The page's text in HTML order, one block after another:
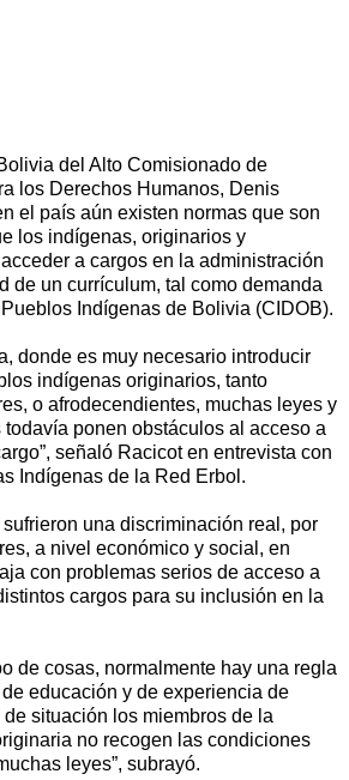
del Alto Comisionado de
los Derechos Humanos, Denis
el país aún existen normas que son
los indígenas, originarios y
a cargos en la administración
de un currículum, tal como demanda
Indígenas de Bolivia (CIDOB).
donde es muy necesario introducir
indígenas originarios, tanto
o afrodecendientes, muchas leyes y
ponen obstáculos al acceso a
señaló Racicot en entrevista con
Indígenas de la Red Erbol.
una discriminación real, por
a nivel económico y social, en
con problemas serios de acceso a
cargos para su inclusión en la
de cosas, normalmente hay una regla
educación y de experiencia de
situación los miembros de la
no recogen las condiciones
leyes”, subrayó.